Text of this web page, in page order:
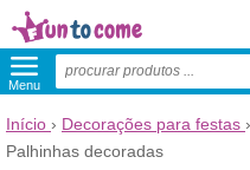
Menu
Início › Decorações para festas ›
Palhinhas decoradas